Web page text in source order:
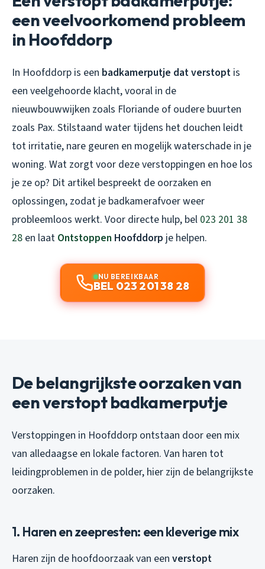
een veelvoorkomend probleem
in Hoofddorp
In Hoofddorp is een badkamerputje dat verstopt is
een veelgehoorde klacht, vooral in de
nieuwbouwwijken zoals Floriande of oudere buurten
zoals Pax. Stilstaand water tijdens het douchen leidt
tot irritatie, nare geuren en mogelijk waterschade in je
woning. Wat zorgt voor deze verstoppingen en hoe los
je ze op? Dit artikel bespreekt de oorzaken en
oplossingen, zodat je badkamerafvoer weer
probleemloos werkt. Voor directe hulp, bel 023 201 38
28 en laat Ontstoppen Hoofddorp je helpen.
NU BEREIKBAAR
BEL 023 201 38 28
De belangrijkste oorzaken van
een verstopt badkamerputje
Verstoppingen in Hoofddorp ontstaan door een mix
van alledaagse en lokale factoren. Van haren tot
leidingproblemen in de polder, hier zijn de belangrijkste
oorzaken.
1. Haren en zeepresten: een kleverige mix
Haren zijn de hoofdoorzaak van een verstopt